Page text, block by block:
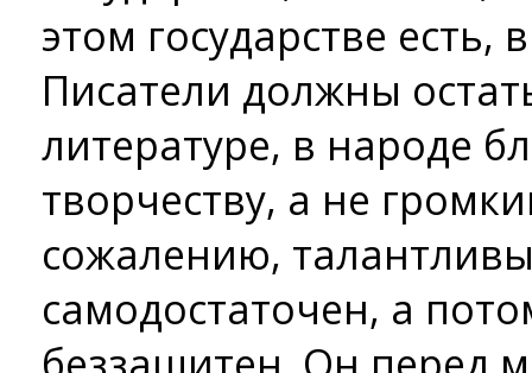
этом государстве есть,
Писатели должны
литературе, в народе
творчеству, а не
сожалению,
самодостаточен, а